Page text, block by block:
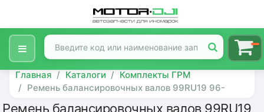
Главная Каталоги
Комплекты ГРМ
Ремень балансировочных валов 99RU19 96-
Ремень балансировочных валов 99RU19